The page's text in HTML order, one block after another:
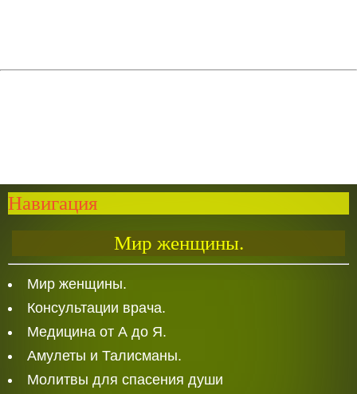
Навигация
Мир женщины.
Мир женщины.
Консультации врача.
Медицина от А до Я.
Амулеты и Талисманы.
Молитвы для спасения души